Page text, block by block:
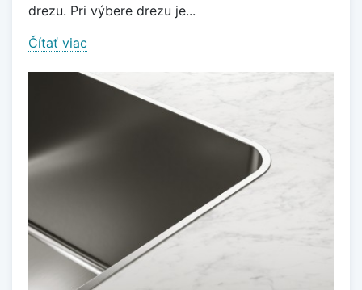
drezu. Pri výbere drezu je...
Čítať viac